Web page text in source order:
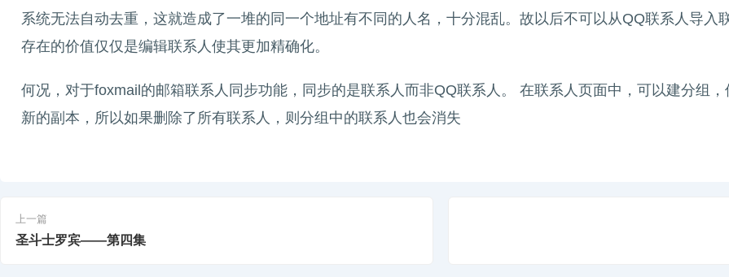
系统无法自动去重，这就造成了一堆的同一个地址有不同的人名，十分混乱。故以后不可以从QQ联系人导入
存在的价值仅仅是编辑联系人使其更加精确化。
何况，对于foxmail的邮箱联系人同步功能，同步的是联系人而非QQ联系人。 在联系人页面中，可以建分组
新的副本，所以如果删除了所有联系人，则分组中的联系人也会消失
上一篇
圣斗士罗宾——第四集